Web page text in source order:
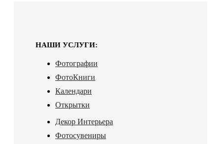
НАШИ УСЛУГИ:
Фотографии
ФотоКниги
Календари
Открытки
Декор Интерьера
Фотосувениры